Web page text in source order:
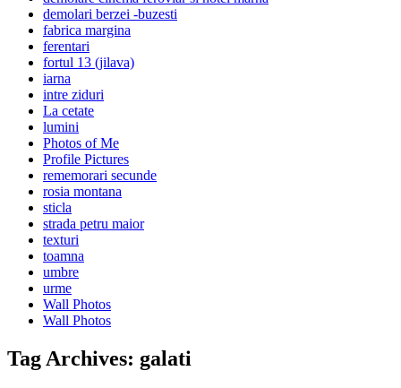
demolari berzei -buzesti
fabrica margina
ferentari
fortul 13 (jilava)
iarna
intre ziduri
La cetate
lumini
Photos of Me
Profile Pictures
rememorari secunde
rosia montana
sticla
strada petru maior
texturi
toamna
umbre
urme
Wall Photos
Wall Photos
Tag Archives: galati